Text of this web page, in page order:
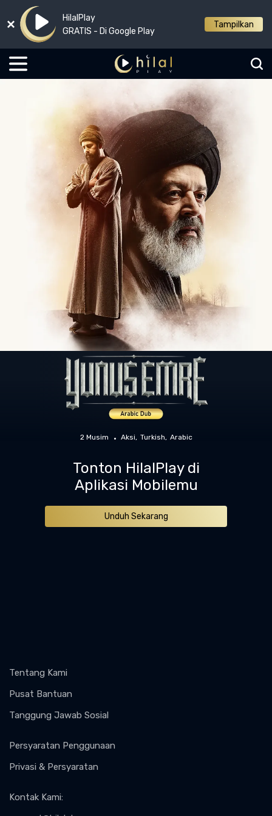
HilalPlay
GRATIS - Di Google Play
Tampilkan
2 Musim Aksi Turkish Arabic
Tonton HilalPlay di
Aplikasi Mobilemu
Unduh Sekarang
Tentang Kami
Pusat Bantuan
Tanggung Jawab Sosial
Persyaratan Penggunaan
Privasi & Persyaratan
Kontak Kami: